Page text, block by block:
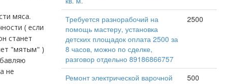
мяса.
( если
станет
"мятым" )
не
Требуется разнорабочий на
помощь мастеру, установка
детских площадок оплата 2500 за
8 часов, можно по сделке,
разговор отдельно 89186866757
2500
Ремонт электрической варочной
500